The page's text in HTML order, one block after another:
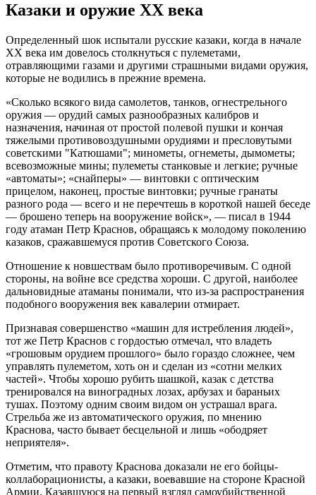
Казаки и оружие XX века
Определенный шок испытали русские казаки, когда в начале
XX века им довелось столкнуться с пулеметами,
отравляющими газами и другими страшными видами оружия,
которые не водились в прежние времена.
«Сколько всякого вида самолетов, танков, огнестрельного
оружия — орудий самых разнообразных калибров и
назначения, начиная от простой полевой пушки и кончая
тяжелыми противовоздушными орудиями и пресловутыми
советскими "Катюшами"; минометы, огнеметы, дымометы;
всевозможные мины; пулеметы станковые и легкие; ручные
«автоматы»; «снайперы» — винтовки с оптическим
прицелом, наконец, простые винтовки; ручные гранаты
разного рода — всего и не перечтешь в короткой нашей беседе
— брошено теперь на вооружение войск», — писал в 1944
году атаман Петр Краснов, обращаясь к молодому поколению
казаков, сражавшемуся против Советского Союза.
Отношение к новшествам было противоречивым. С одной
стороны, на войне все средства хороши. С другой, наиболее
дальновидные атаманы понимали, что из-за распространения
подобного вооружения век кавалерии отмирает.
Признавая совершенство «машин для истребления людей»,
тот же Петр Краснов с гордостью отмечал, что владеть
«грошовым орудием прошлого» было гораздо сложнее, чем
управлять пулеметом, хоть он и сделан из «сотни мелких
частей». Чтобы хорошо рубить шашкой, казак с детства
тренировался на виноградных лозах, арбузах и бараньих
тушах. Поэтому одним своим видом он устрашал врага.
Стрельба же из автоматического оружия, по мнению
Краснова, часто бывает бесцельной и лишь «ободряет
неприятеля».
Отметим, что правоту Краснова доказали не его бойцы-
коллаборационисты, а казаки, воевавшие на стороне Красной
Армии. Казавшуюся на первый взгляд самоубийственной